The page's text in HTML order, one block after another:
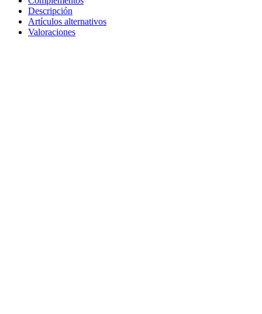
Descripción
Artículos alternativos
Valoraciones